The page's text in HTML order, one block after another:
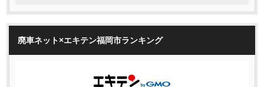
廃車ネット×エキテン福岡市ランキング